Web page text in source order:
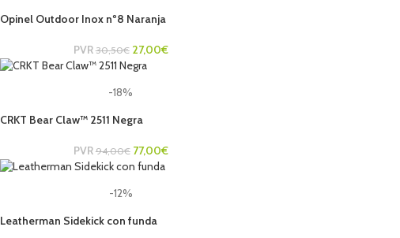
Opinel Outdoor Inox nº8 Naranja
PVR 30,50€ 27,00€
-18%
CRKT Bear Claw™ 2511 Negra
PVR 94,00€ 77,00€
-12%
Leatherman Sidekick con funda